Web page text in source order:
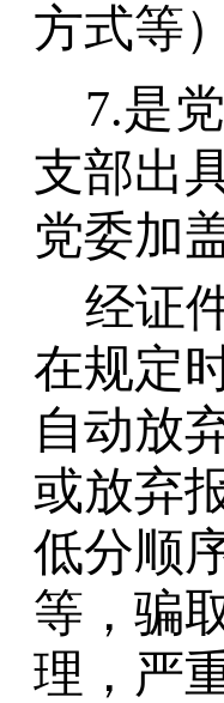
方式等）
7.是
支部出
党委加
经证
在规定
自动放
或放弃
低分顺
等，骗
理，严